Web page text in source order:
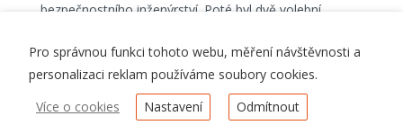
bezpečnostního inženýrství. Poté byl dvě volební
Funkční období rektora je čtyřleté, docent Adámek
tedy školu povede do prosince 2026.
Pro správnou funkci tohoto webu, měření návštěvnosti a
personalizaci reklam používáme soubory cookies.
Více o cookies
Nastavení Odmítnout